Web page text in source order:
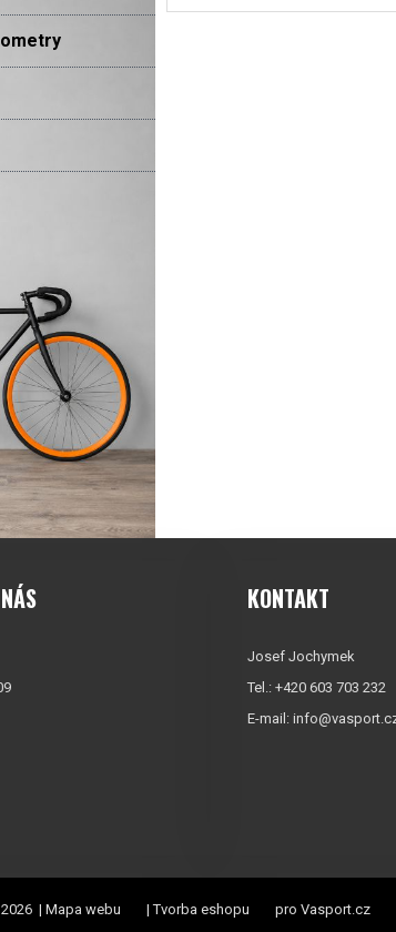
KONTAKT
Josef Jochymek
Tel.: +420 603 703 232
E-mail:
| Mapa webu |Tvorba eshopu pro Vasport.cz